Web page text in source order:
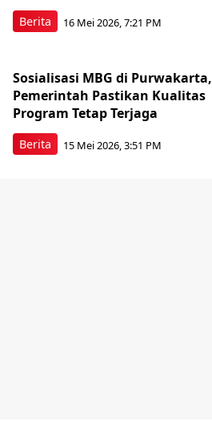
Berita 16 Mei 2026, 7:21 PM
Berita
Sosialisasi MBG di Purwakarta,
Pemerintah Pastikan Kualitas
Program Tetap Terjaga
15 Mei 2026, 3:51 PM